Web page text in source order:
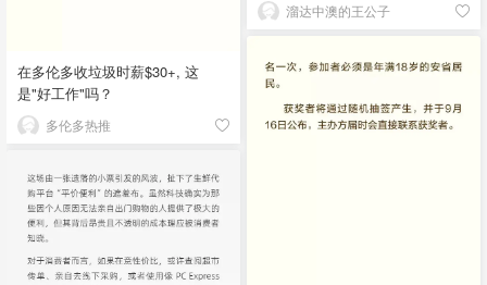
溜达中澳的王公子
在多伦多收垃圾时薪$30+, 这
是"好工作"吗？
多伦多热推